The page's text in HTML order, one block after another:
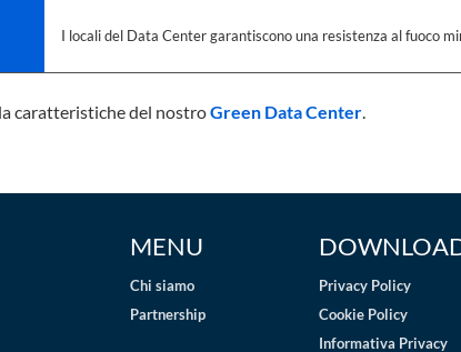
I locali del Data Center garantiscono una resistenza al fuoco
caratteristiche del nostroGreen Data Center.
MENU
Chi siamo
Partnership
Privacy Policy
Cookie Policy
Informativa Privacy